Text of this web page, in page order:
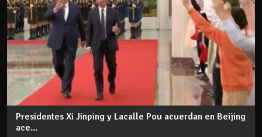
Presidentes Xi Jinping y Lacalle Pou acuerdan en Beijing
ace...